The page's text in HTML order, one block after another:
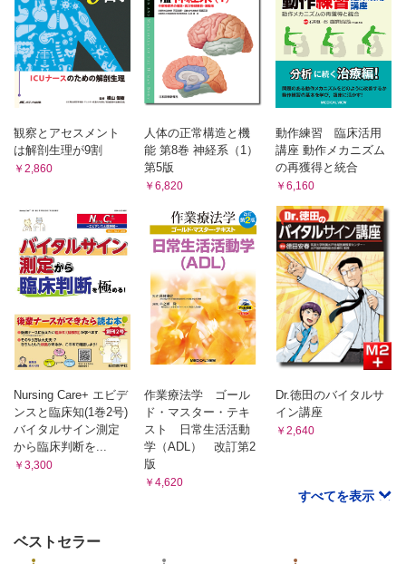
観察とアセスメント
は解剖生理が9割
￥2,860
人体の正常構造と機
能 第8巻 神経系（1）
第5版
￥6,820
動作練習 臨床活用
講座 動作メカニズム
の再獲得と統合
￥6,160
Nursing Care+ エビデ
ンスと臨床知(1巻2号)
バイタルサイン測定
から臨床判断を...
￥3,300
作業療法学 ゴール
ド・マスター・テキ
スト 日常生活活動
学（ADL） 改訂第2
版
￥4,620
Dr.徳田のバイタルサ
イン講座
￥2,640
すべてを表示
ベストセラー